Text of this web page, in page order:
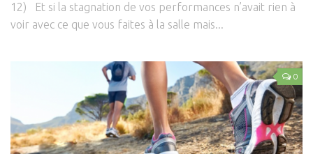
12) Et si la stagnation de vos performances n’avait rien à
voir avec ce que vous faites à la salle mais...
0